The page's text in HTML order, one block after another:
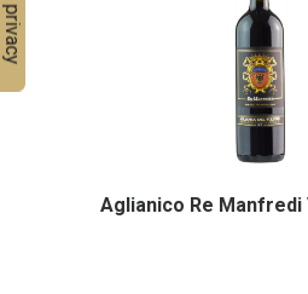
Aglianico Re Manfredi